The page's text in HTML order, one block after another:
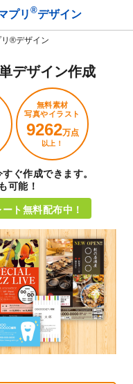
プリ ®デザイン
リ®デザイン
デザイン作成
無料素材
写真やイラスト
9262万点
以上！
ぐ作成できます。
可能！
ト無料配布中！